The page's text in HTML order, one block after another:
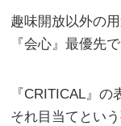
趣味開放以外の
『会心』最優先
『CRITICAL』
それ目当てという